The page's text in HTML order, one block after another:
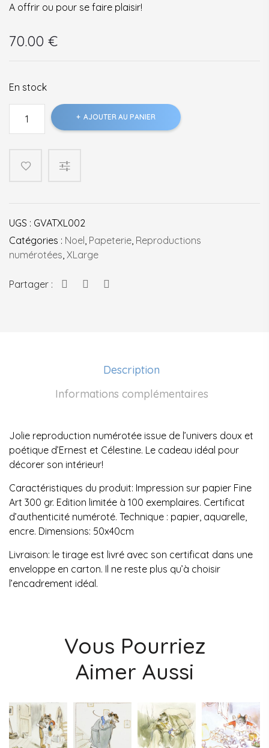
A offrir ou pour se faire plaisir!
70.00 €
En stock
Célestine
amis
AJOUTER AU PANIER
UGS : GVATXL002
Catégories : Noel Papeterie Reproductions
numérotées XLarge
Partager :
Description
Informations complémentaires
Jolie reproduction numérotée issue de l’univers doux et
poétique d’Ernest et Célestine. Le cadeau idéal pour
décorer son intérieur!
Caractéristiques du produit: Impression sur papier Fine
Art 300 gr. Edition limitée à 100 exemplaires. Certificat
d’authenticité numéroté. Technique : papier, aquarelle,
encre. Dimensions: 50x40cm
Livraison: le tirage est livré avec son certificat dans une
enveloppe en carton. Il ne reste plus qu’à choisir
l’encadrement idéal.
Vous Pourriez
Aimer Aussi